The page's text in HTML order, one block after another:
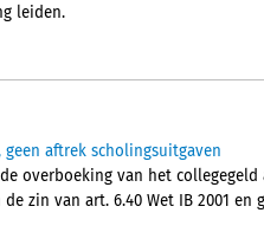
leiden.
aftrek scholingsuitgaven
overboeking van het
zin van art. 6.40 Wet IB 2001